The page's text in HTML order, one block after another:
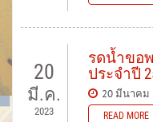
20
มี.ค.
2023
รดน้ำขอ
ประจำปี
20 มีนาคม
READ MORE